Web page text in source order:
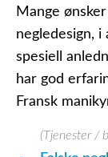
Mange
negledesign, i
spesiell
har god
Fransk
(Tjenester /